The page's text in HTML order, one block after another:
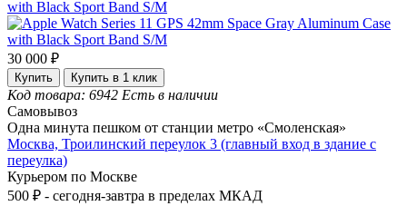
30 000 ₽
Купить Купить в 1 клик
Код товара: 6942 Есть в наличии
Самовывоз
Одна минута пешком от станции метро «Смоленская»
Москва, Троилинский переулок 3 (главный вход в здание с
переулка)
Курьером по Москве
500 ₽ - сегодня-завтра в пределах МКАД